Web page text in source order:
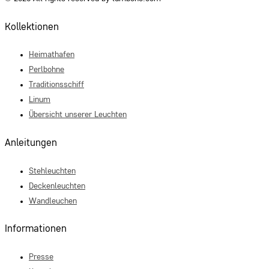
Kollektionen
Heimathafen
Perlbohne
Traditionsschiff
Linum
Übersicht unserer Leuchten
Anleitungen
Stehleuchten
Deckenleuchten
Wandleuchen
Informationen
Presse